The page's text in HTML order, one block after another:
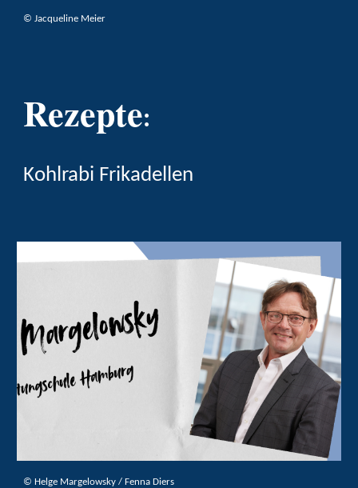
© Jacqueline Meier
Rezepte:
Kohlrabi Frikadellen
© Helge Margelowsky /Fenna Diers